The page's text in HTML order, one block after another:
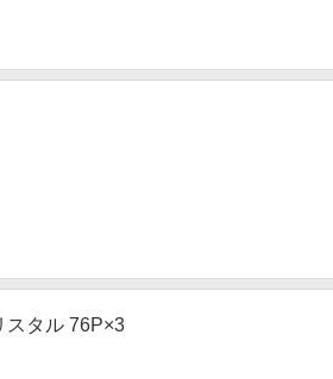
スタル 76P×3